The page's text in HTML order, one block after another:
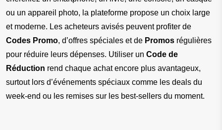
ou un appareil photo, la plateforme propose un choix large
Codes Promo, d’offres spéciales et de Promos régulières
pour réduire leurs dépenses. Utiliser un Code de
Réduction rend chaque achat encore plus avantageux,
surtout lors d’événements spéciaux comme les deals du
week-end ou les remises sur les best-sellers du moment.